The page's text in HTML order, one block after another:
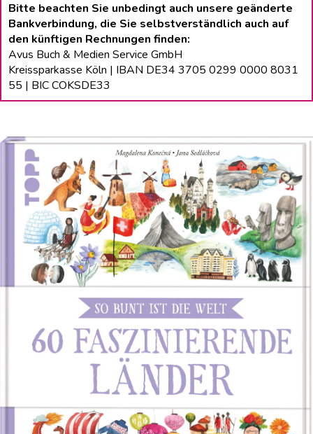
Bitte beachten Sie unbedingt auch unsere geänderte
Bankverbindung, die Sie selbstverständlich auch auf
den künftigen Rechnungen finden:
Avus Buch & Medien Service GmbH
Kreissparkasse Köln | IBAN DE34 3705 0299 0000 8031
55 | BIC COKSDE33